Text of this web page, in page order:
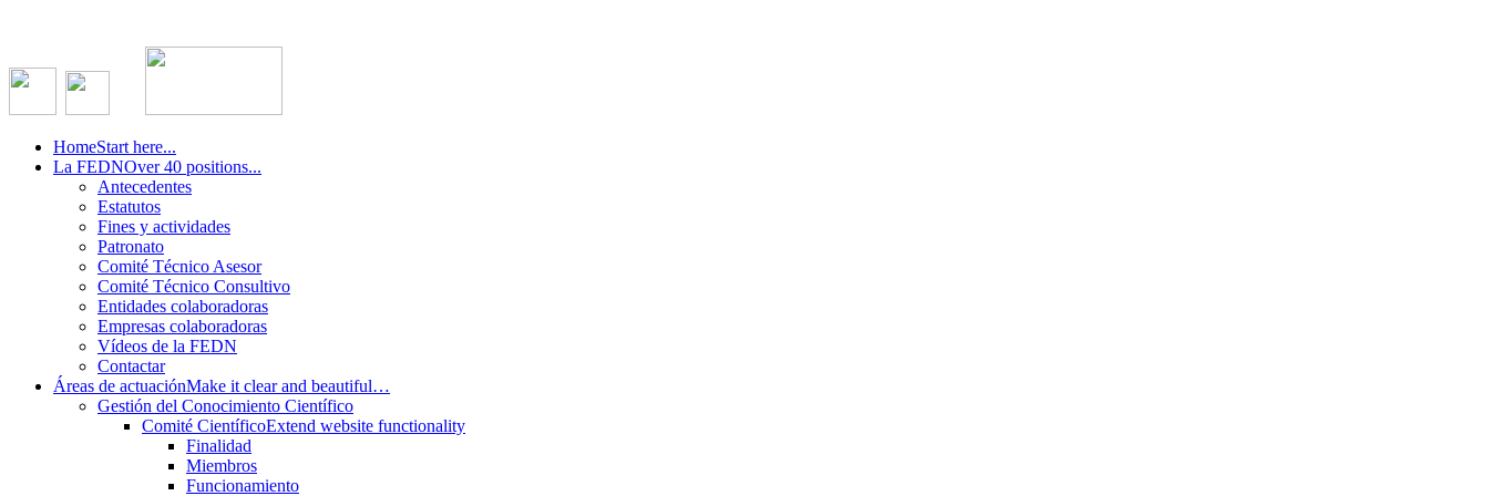
HomeStart here...
La FEDNOver 40 positions...
Antecedentes
Estatutos
Fines y actividades
Patronato
Comité Técnico Asesor
Comité Técnico Consultivo
Entidades colaboradoras
Empresas colaboradoras
Vídeos de la FEDN
Contactar
Áreas de actuaciónMake it clear and beautiful…
Gestión del Conocimiento Científico
Comité CientíficoExtend website functionality
Finalidad
Miembros
Funcionamiento